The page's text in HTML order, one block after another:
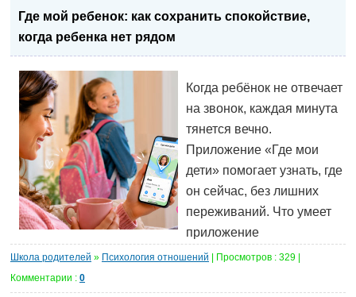
Где мой ребенок: как сохранить спокойствие,
когда ребенка нет рядом
Когда ребёнок не отвечает
на звонок, каждая минута
тянется вечно.
Приложение «Где мои
дети» помогает узнать, где
он сейчас, без лишних
переживаний. Что умеет
приложение
Школа родителей » Психология отношений | Просмотров : 329 |
Комментарии : 0